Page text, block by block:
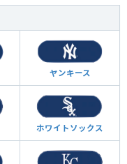
ヤンキース
ホワイトソックス